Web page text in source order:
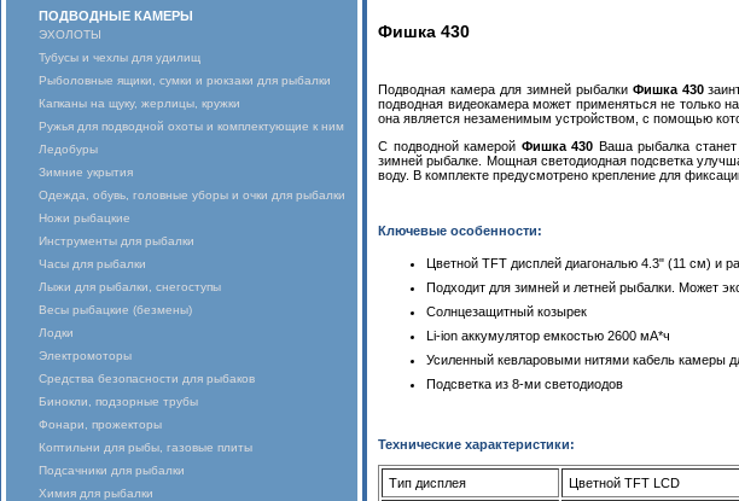
ПОДВОДНЫЕ КАМЕРЫ
ЭХОЛОТЫ
Тубусы и чехлы для удилищ
Рыболовные ящики, сумки и рюкзаки для рыбалки
Капканы на щуку, жерлицы, кружки
Ружья для подводной охоты и комплектующие к ним
Ледобуры
Зимние укрытия
Одежда, обувь, головные уборы и очки для рыбалки
Ножи рыбацкие
Инструменты для рыбалки
Часы для рыбалки
Лыжи для рыбалки, снегоступы
Весы рыбацкие (безмены)
Лодки
Электромоторы
Средства безопасности для рыбаков
Бинокли, подзорные трубы
Фонари, прожекторы
Коптильни для рыбы, газовые плиты
Подсачники для рыбалки
Химия для рыбалки
Фишка 430
Подводная камера для зимней рыбалки Фишка 430
подводная видеокамера может применяться не только
она является незаменимым устройством, с помощью
С подводной камерой Фишка 430 Ваша рыбалка
зимней рыбалке. Мощная светодиодная подсветка
воду. В комплекте предусмотрено крепление для
Ключевые особенности:
Цветной TFT дисплей диагональю 4.3" (11 см) и
Подходит для зимней и летней рыбалки. Может
Солнцезащитный козырек
Li-ion аккумулятор емкостью 2600 мА*ч
Усиленный кевларовыми нитями кабель камеры
Подсветка из 8-ми светодиодов
Технические характеристики:
Тип дисплея Цветной TFT LCD